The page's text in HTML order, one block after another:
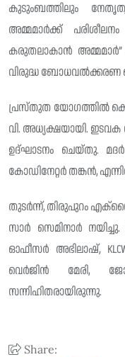
കുടുംബത്തിലും
അമ്മമാർക്ക്
കരുതലാകാൻ
വിരുദ്ധ ബോധവൽക്കരണ
പ്രസ്തുത യോഗത്തിൽ
വി. അധ്യക്ഷയായി. ഇടവക
ഉദ്ഘാടനം ചെയ്തു. മദർ
കോഡിനേറ്റർ തങ്കൻ,
തുടർന്ന്, തിരുപുറം
സാർ സെമിനാർ
ഓഫീസർ അഭിലാഷ്,
വെർജിൻ മേരി,
സന്നിഹിതരായിരുന്നു.
Share: